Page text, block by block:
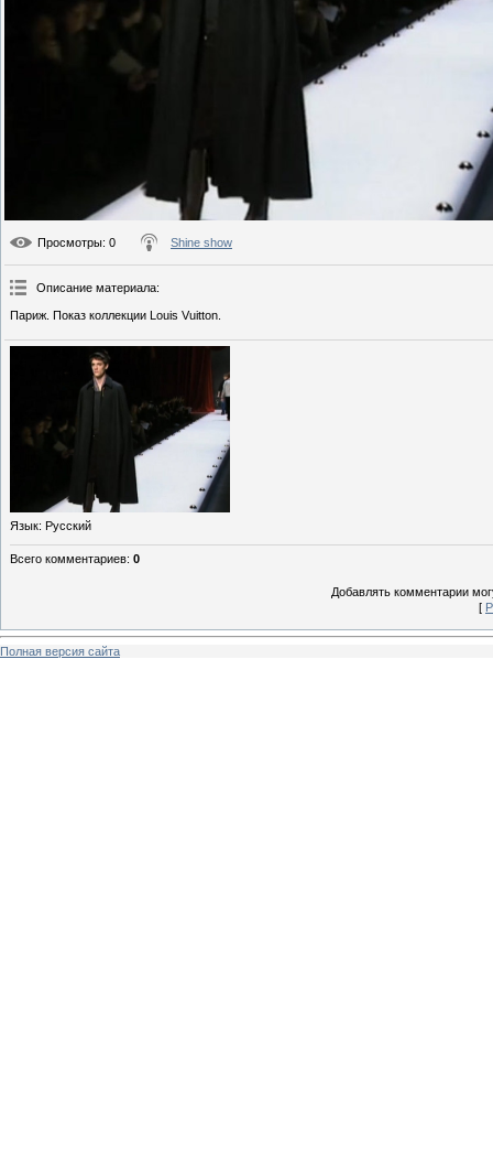
Просмотры: 0 Shine show
Описание материала:
Париж. Показ коллекции Louis Vuitton.
Язык: Русский
Всего комментариев: 0
Добавлять комментарии
[
Полная версия сайта